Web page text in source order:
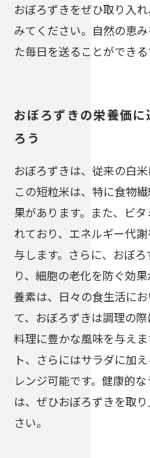
おぼろずきをぜひ取り入
みてください。自然の恵
た毎日を送ることができる
おぼろずきの栄養価
ろう
おぼろずきは、従来の白米
この短粒米は、特に食物
果があります。また、ビ
れており、エネルギー代
与します。さらに、おぼ
り、細胞の老化を防ぐ効
養素は、日々の食生活に
て、おぼろずきは調理の
料理に豊かな風味を与え
ト、さらにはサラダに加
レンジ可能です。健康的
は、ぜひおぼろずきを取
さい。